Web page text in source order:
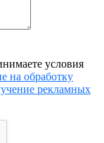
условия
на обработку
рекламных